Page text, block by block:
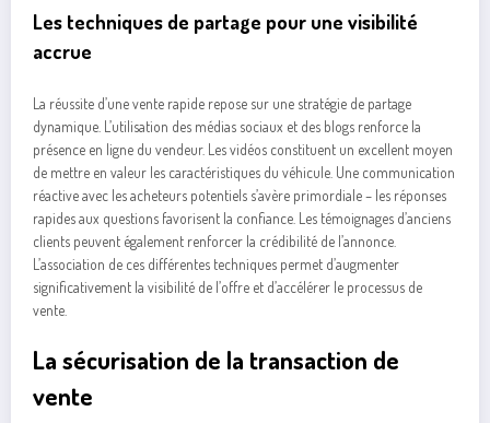
Les techniques de partage pour une visibilité
accrue
La réussite d’une vente rapide repose sur une stratégie de partage
dynamique. L’utilisation des médias sociaux et des blogs renforce la
présence en ligne du vendeur. Les vidéos constituent un excellent moyen
de mettre en valeur les caractéristiques du véhicule. Une communication
réactive avec les acheteurs potentiels s’avère primordiale – les réponses
rapides aux questions favorisent la confiance. Les témoignages d’anciens
clients peuvent également renforcer la crédibilité de l’annonce.
L’association de ces différentes techniques permet d’augmenter
significativement la visibilité de l’offre et d’accélérer le processus de
vente.
La sécurisation de la transaction de
vente